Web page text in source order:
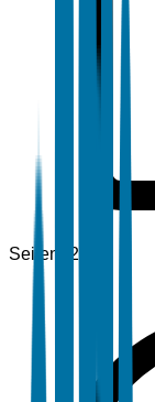
Seiten 120+